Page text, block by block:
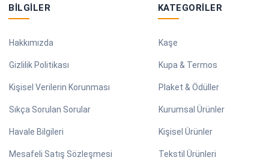
BILGILER
Hakkımızda
Gizlilik Politikası
Kişisel Verilerin Korunması
Sıkça Sorulan Sorular
Havale Bilgileri
Mesafeli Satış Sözleşmesi
KATEGORILER
Kaşe
Kupa & Termos
Plaket & Ödüller
Kurumsal Ürünler
Kişisel Ürünler
Tekstil Ürünleri